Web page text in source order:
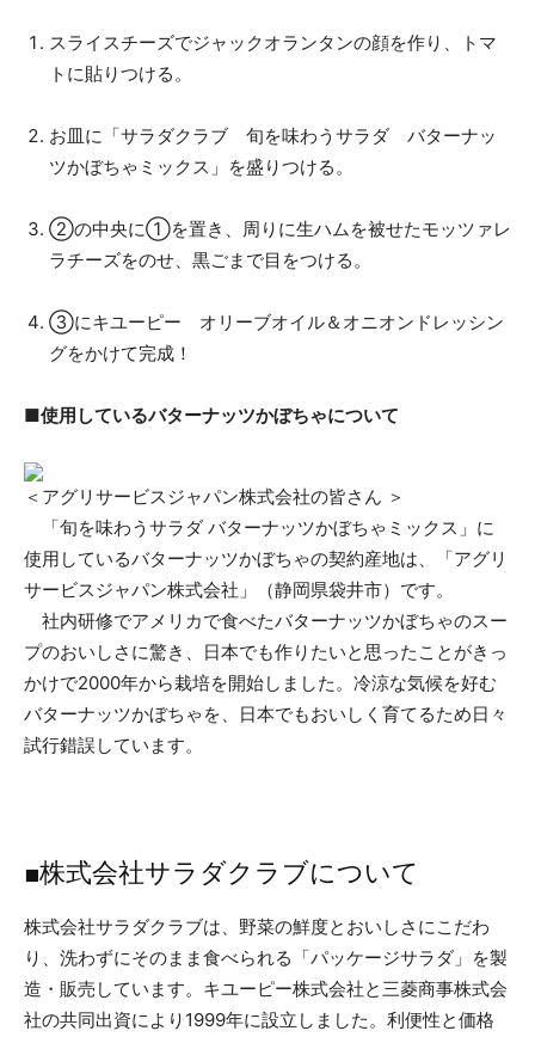
スライスチーズでジャックオランタンの顔を作り、トマ
トに貼りつける。
お皿に「サラダクラブ 旬を味わうサラダ バターナッ
ツかぼちゃミックス」を盛りつける。
②の中央に①を置き、周りに生ハムを被せたモッツァレ
ラチーズをのせ、黒ごまで目をつける。
③にキユーピー オリーブオイル＆オニオンドレッシン
グをかけて完成！
■使用しているバターナッツかぼちゃについて
＜アグリサービスジャパン株式会社の皆さん ＞
「旬を味わうサラダ バターナッツかぼちゃミックス」に
使用しているバターナッツかぼちゃの契約産地は、「アグリ
サービスジャパン株式会社」（静岡県袋井市）です。
社内研修でアメリカで食べたバターナッツかぼちゃのスー
プのおいしさに驚き、日本でも作りたいと思ったことがきっ
かけで2000年から栽培を開始しました。冷涼な気候を好む
バターナッツかぼちゃを、日本でもおいしく育てるため日々
試行錯誤しています。
■株式会社サラダクラブについて
株式会社サラダクラブは、野菜の鮮度とおいしさにこだわ
り、洗わずにそのまま食べられる「パッケージサラダ」を製
造・販売しています。キユーピー株式会社と三菱商事株式会
社の共同出資により1999年に設立しました。利便性と価格